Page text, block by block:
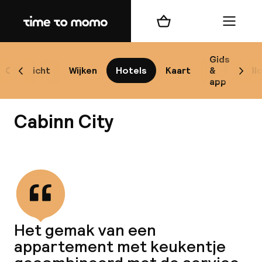
Home
Overzicht Wijken Hotels Kaart
Gids
&
app
Scroll naar links
Winkelmand Menu
Cabinn City
Het gemak van een
appartement met keukentje